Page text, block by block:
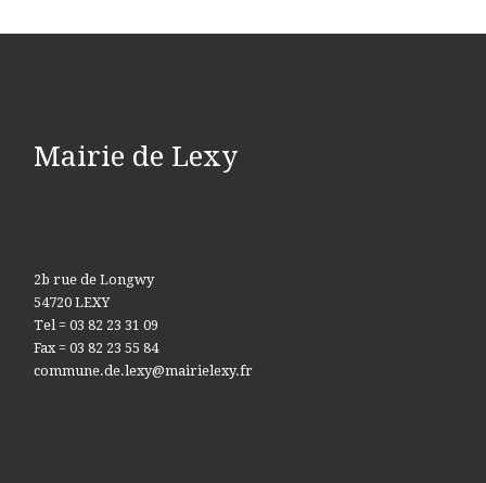
Mairie de Lexy
2b rue de Longwy
54720 LEXY
Tel = 03 82 23 31 09
Fax = 03 82 23 55 84
commune.de.lexy@mairielexy.fr